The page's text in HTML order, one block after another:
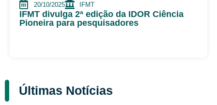
20/10/2025 IFMT
IFMT divulga 2ª edição da IDOR Ciência
Pioneira para pesquisadores
Últimas Notícias